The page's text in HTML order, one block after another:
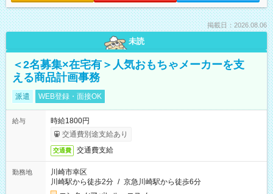
掲載日：2026.08.06
未読
＜2名募集×在宅有＞人気おもちゃメーカーを支
える商品計画事務
派遣 WEB登録・面接OK
給与
時給1800円
交通費別途支給あり
交通費 交通費支給
勤務地
川崎市幸区
川崎駅から徒歩2分 / 京急川崎駅から徒歩6分